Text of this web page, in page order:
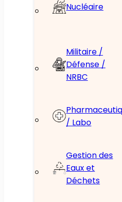
Nucléaire
Militaire /
Défense /
NRBC
/ Labo
Gestion des
Eaux et
Déchets